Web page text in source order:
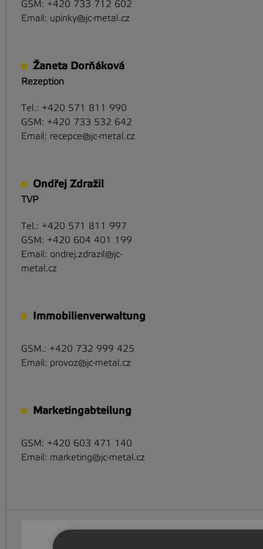
GSM: +420 733 712 602
Email: upinky@jc-metal.cz
Žaneta Dorňáková
Rezeption
Tel.: +420 571 811 990
GSM: +420 733 532 642
Email: recepce@jc-metal.cz
Ondřej Zdražil
TVP
Tel.: +420 571 811 997
GSM: +420 604 401 199
Email: ondrej.zdrazil@jc-
metal.cz
Immobilienverwaltung
GSM.: +420 732 999 425
Email: provoz@jc-metal.cz
Marketingabteilung
GSM: +420 603 471 140
Email: marketing@jc-metal.cz